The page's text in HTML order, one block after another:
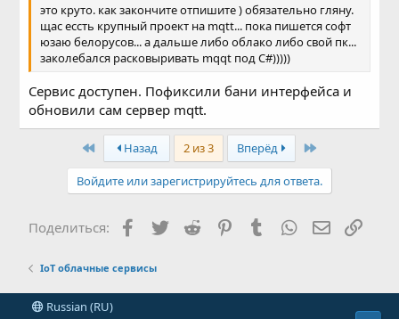
это круто. как закончите отпишите ) обязательно гляну.
щас ессть крупный проект на mqtt... пока пишется софт
юзаю белорусов... а дальше либо облако либо свой пк...
заколебался расковыривать mqqt под C#)))))
Сервис доступен. Пофиксили бани интерфейса и
обновили сам сервер mqtt.
First Назад 2 из 3 Вперёд Last
Войдите или зарегистрируйтесь для ответа.
Поделиться: Facebook
TwitterReddit PinterestTumblrWhatsApp
IoT облачные сервисы
Russian (RU)